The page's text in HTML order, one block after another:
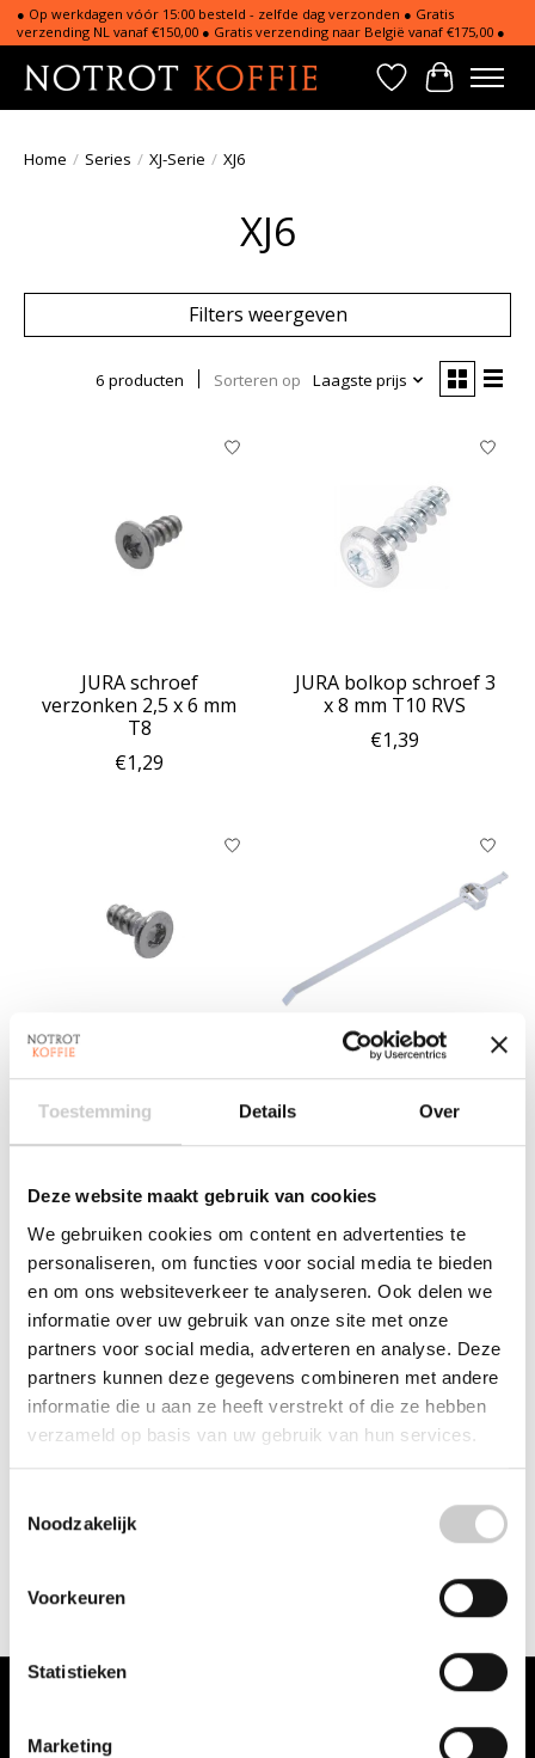
Toestemming Details Over
Deze website maakt gebruik van cookies
We gebruiken cookies om content en advertenties te
personaliseren, om functies voor social media te bieden
en om ons websiteverkeer te analyseren. Ook delen we
informatie over uw gebruik van onze site met onze
partners voor social media, adverteren en analyse. Deze
partners kunnen deze gegevens combineren met andere
informatie die u aan ze heeft verstrekt of die ze hebben
verzameld op basis van uw gebruik van hun services.
Noodzakelijk
Voorkeuren
Statistieken
Marketing
● Op werkdagen vóór 15:00 besteld - zelfde dag verzonden ● Gratis
verzending NL vanaf €150,00 ● Gratis verzending naar België vanaf €175,00 ●
Verlanglijst
Home / Series / XJ-Serie / XJ6
XJ6
Filters weergeven
6 producten Sorteren op Laagste prijs
JURA schroef
verzonken 2,5 x 6 mm
T8
€1,29
JURA bolkop schroef 3
x 8 mm T10 RVS
€1,39
JURA schroef
verzonken 3 x 8 mm
T8 RVS
JURA bevestigingslijst
voor XJ-serie
JURA thermoblok
1400W) voor J- / XJ-
JURA HS-PLUS molen